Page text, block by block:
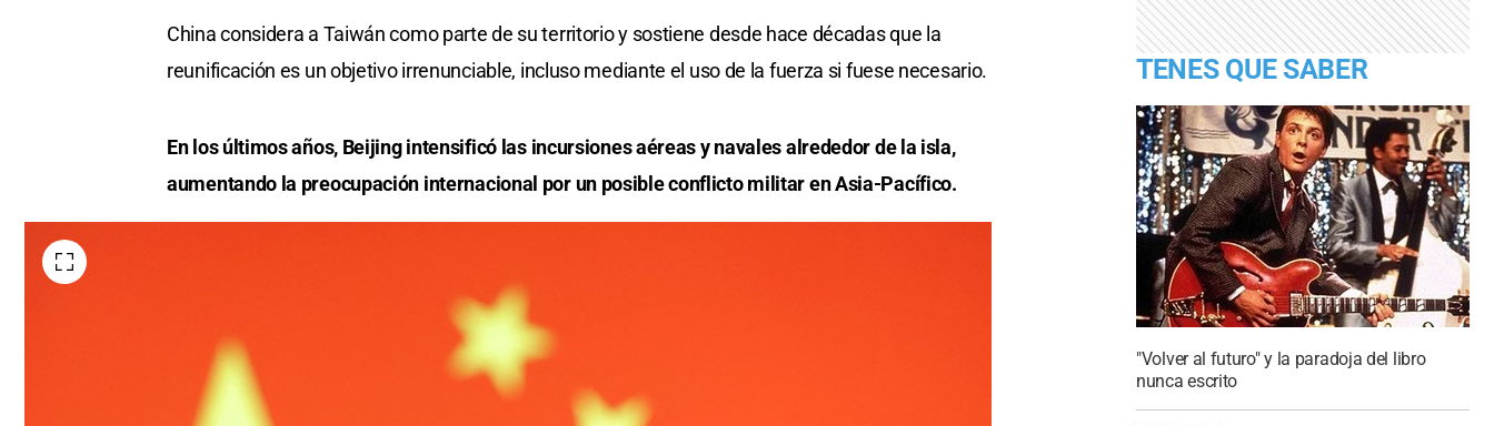
China considera a Taiwán como parte de su territorio y sostiene desde hace décadas que la
reunificación es un objetivo irrenunciable, incluso mediante el uso de la fuerza si fuese necesario.
En los últimos años, Beijing intensificó las incursiones aéreas y navales alrededor de la isla,
aumentando la preocupación internacional por un posible conflicto militar en Asia-Pacífico.
TENES QUE SABER
"Volver al futuro" y la paradoja del libro
nunca escrito